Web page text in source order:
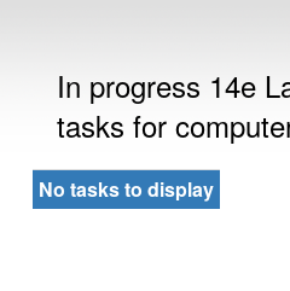
In progress 14e
tasks for
No tasks to display